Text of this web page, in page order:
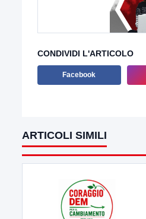
CONDIVIDI L'ARTICOLO
Facebook
ARTICOLI SIMILI